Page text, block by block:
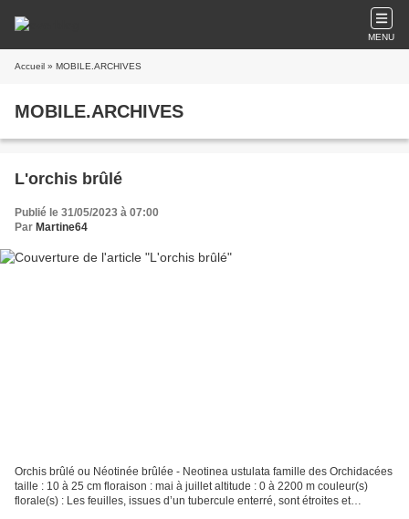
MENU
Accueil » MOBILE.ARCHIVES
MOBILE.ARCHIVES
L'orchis brûlé
Publié le 31/05/2023 à 07:00
Par Martine64
Orchis brûlé ou Néotinée brûlée - Neotinea ustulata famille des Orchidacées
taille : 10 à 25 cm floraison : mai à juillet altitude : 0 à 2200 m couleur(s)
florale(s) : Les feuilles, issues d’un tubercule enterré, sont étroites et